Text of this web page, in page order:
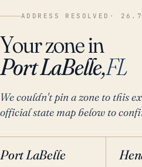
ADDRESS RESOLVED ·
Your zone in
Port LaBelle,FL
We couldn't pin a zone to this
official state map below to
Port LaBelle